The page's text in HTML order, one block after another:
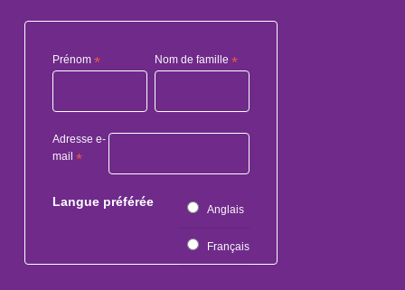
Prénom * Nom de famille*
Adresse e-
mail *
Langue préférée
Anglais
Français